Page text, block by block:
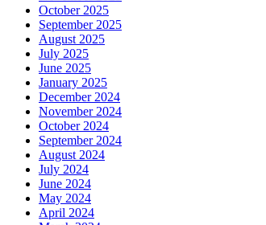
October 2025
September 2025
August 2025
July 2025
June 2025
January 2025
December 2024
November 2024
October 2024
September 2024
August 2024
July 2024
June 2024
May 2024
April 2024